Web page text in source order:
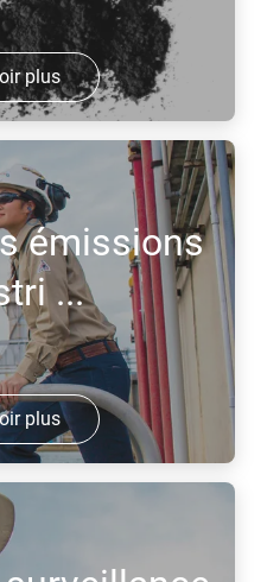
plus
émissions
...
plus